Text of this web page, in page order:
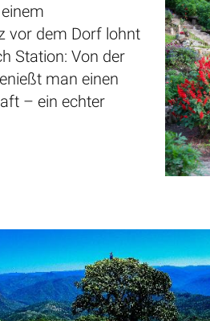
vor dem Dorf lohnt
Station: Von der
man einen
– ein echter